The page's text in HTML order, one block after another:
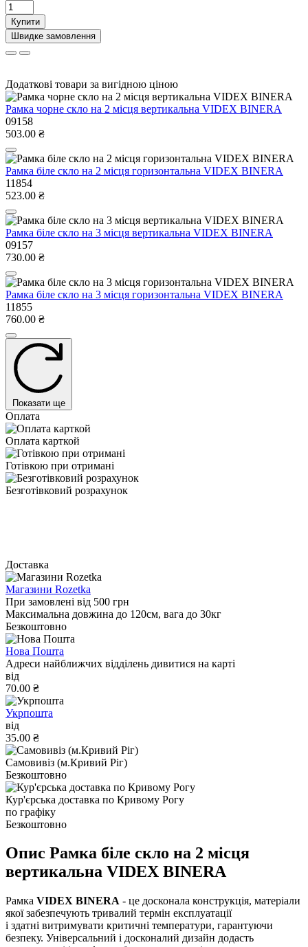
Купити
Швидке замовлення
Додаткові товари за вигідною ціною
Рамка чорне скло на 2 місця вертикальна VIDEX BINERA
09158
503.00 ₴
Рамка біле скло на 2 місця горизонтальна VIDEX BINERA
11854
523.00 ₴
Рамка біле скло на 3 місця вертикальна VIDEX BINERA
09157
730.00 ₴
Рамка біле скло на 3 місця горизонтальна VIDEX BINERA
11855
760.00 ₴
Показати ще
Оплата
Оплата карткой
Готівкою при отримані
Безготівковий розрахунок
Доставка
Магазини Rozetka
При замовлені від 500 грн
Максимальна довжина до 120см, вага до 30кг
Безкоштовно
Нова Пошта
Адреси найближчих відділень дивитися на карті
від
70.00 ₴
Укрпошта
від
35.00 ₴
Самовивіз (м.Кривий Ріг)
Безкоштовно
Кур'єрська доставка по Кривому Рогу
по графіку
Безкоштовно
Опис Рамка біле скло на 2 місця
вертикальна VIDEX BINERA
Рамка VIDEX BINERA - це досконала конструкція, матеріали
якої забезпечують тривалий термін експлуатації
і здатні витримувати критичні температури, гарантуючи
безпеку. Універсальний і досконалий дизайн додасть